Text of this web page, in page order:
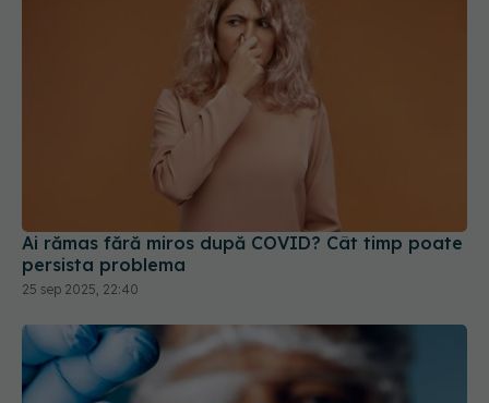
Ai rămas fără miros după COVID? Cât timp poate
persista problema
25 sep 2025, 22:40